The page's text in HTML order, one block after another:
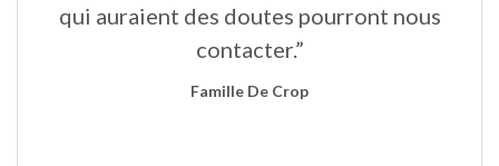
qui auraient des doutes pourront nous
contacter.”
Famille De Crop